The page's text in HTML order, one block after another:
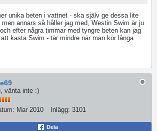
unika beten i vattnet - ska själv ge dessa lite
annars så håller jag med, Westin Swim är ju
efter några timmar med tyngre beten kan jag
kasta Swim - tär mindre när man kör långa
vänta inte :)
Mar 2010 Inlägg: 3101
Dela